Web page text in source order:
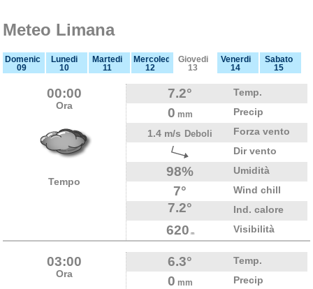
Meteo Limana
Domenica
09
Lunedi
10
Martedi
11
Mercoledi
12
Giovedi
13
Venerdi
14
Sabato
15
00:00
Ora
Tempo
7.2° Temp.
0 mm
Precip
1.4 m/s Deboli
Forza vento
Dir vento
98% Umidità
7° Wind chill
7.2° Ind. calore
620 m Visibilità
03:00
Ora
6.3° Temp.
0 mm
Precip